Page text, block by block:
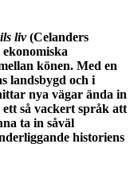
liv(Celanders
könen. Med en
landsbygd och i
nya vägar ända in
så vackert språk att
ta in såväl
historiens